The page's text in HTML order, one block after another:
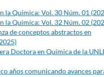
la Química: Vol. 30 Núm. 01
la Química: Vol. 32 Núm. 02
de conceptos abstractos en
Doctora en Química de la
años comunicando avances